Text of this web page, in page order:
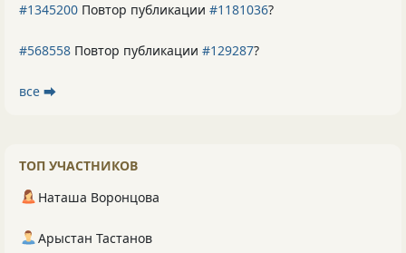
#1345200 Повтор публикации #1181036?
#568558 Повтор публикации #129287?
все ⮕
ТОП УЧАСТНИКОВ
Наташа Воронцова
Арыстан Тастанов